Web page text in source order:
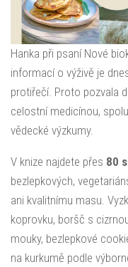
Hanka při psaní Nové
informací o výživě je
protiřečí. Proto pozvala
celostní medicínou,
vědecké výzkumy.
V knize najdete přes 80
bezlepkových,
ani kvalitnímu masu.
koprovku, boršč s
mouky, bezlepkové
na kurkumě podle